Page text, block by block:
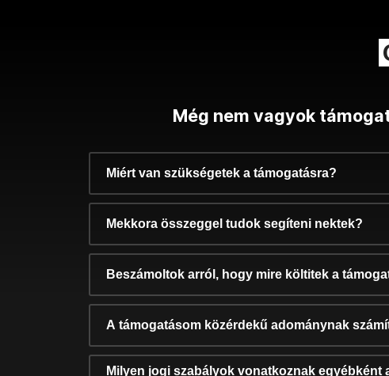
Még nem vagyok
Miért van szükségetek a támogatásra?
Mekkora összeggel tudok segíteni nektek?
Beszámoltok arról, hogy mire költitek a
A támogatásom közérdekű adománynak
Milyen jogi szabályok vonatkoznak egyébként